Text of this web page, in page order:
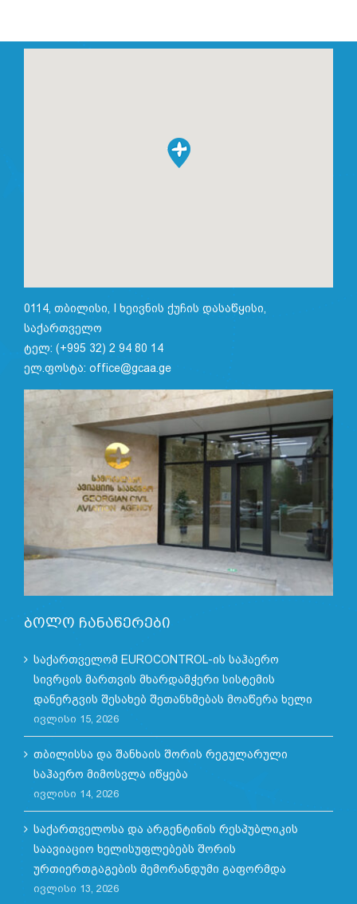
0114, თბილისი, I ხეივნის ქუჩის დასაწყისი,
საქართველო
ტელ: (+995 32) 2 94 80 14
ელ.ფოსტა: office@gcaa.ge
ბოლო ჩანაწერები
საქართველომ EUROCONTROL-ის საჰაერო
სივრცის მართვის მხარდამჭერი სისტემის
დანერგვის შესახებ შეთანხმებას მოაწერა ხელი
ივლისი 15, 2026
თბილისსა და შანხაის შორის რეგულარული
საჰაერო მიმოსვლა იწყება
ივლისი 14, 2026
საქართველოსა და არგენტინის რესპუბლიკის
საავიაციო ხელისუფლებებს შორის
ურთიერთგაგების მემორანდუმი გაფორმდა
ივლისი 13, 2026